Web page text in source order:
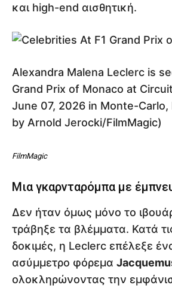
και high-end αισθητική.
Αlexandra Malena Leclerc is
Grand Prix of Monaco at
June 07, 2026 in Monte-
by Arnold Jerocki/FilmMagic)
FilmMagic
Μια γκαρνταρόμπα με
Δεν ήταν όμως μόνο το
τράβηξε τα βλέμματα. Κατά
δοκιμές, η Leclerc επέλεξε
ασύμμετρο φόρεμα
ολοκληρώνοντας την